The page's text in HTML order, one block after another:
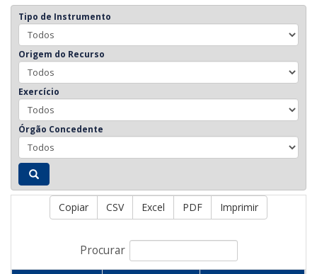
Tipo de Instrumento
Origem do Recurso
Exercício
Órgão Concedente
Copiar CSV Excel PDF Imprimir
Procurar